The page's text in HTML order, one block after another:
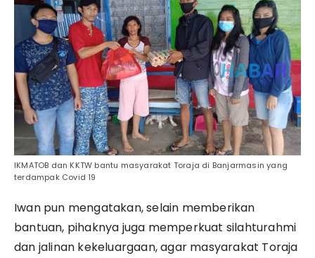
IKMATOB dan KKTW bantu masyarakat Toraja di Banjarmasin yang
terdampak Covid 19
Iwan pun mengatakan, selain memberikan
bantuan, pihaknya juga memperkuat silahturahmi
dan jalinan kekeluargaan, agar masyarakat Toraja